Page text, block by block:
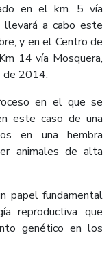
en el km. 5 vía
llevará a cabo este
y en el Centro de
14 vía Mosquera,
de 2014.
en el que se
este caso de una
en una hembra
animales de alta
papel fundamental
reproductiva que
genético en los